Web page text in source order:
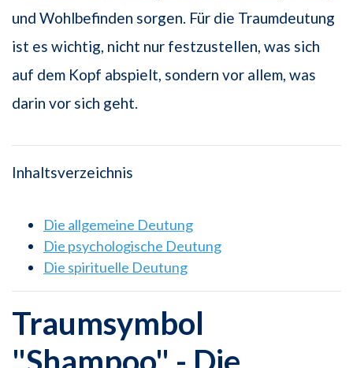
und Wohlbefinden sorgen. Für die Traumdeutung
ist es wichtig, nicht nur festzustellen, was sich
auf dem Kopf abspielt, sondern vor allem, was
darin vor sich geht.
Inhaltsverzeichnis
Die allgemeine Deutung
Die psychologische Deutung
Die spirituelle Deutung
Traumsymbol